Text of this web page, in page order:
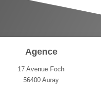
Agence
17 Avenue Foch
56400 Auray